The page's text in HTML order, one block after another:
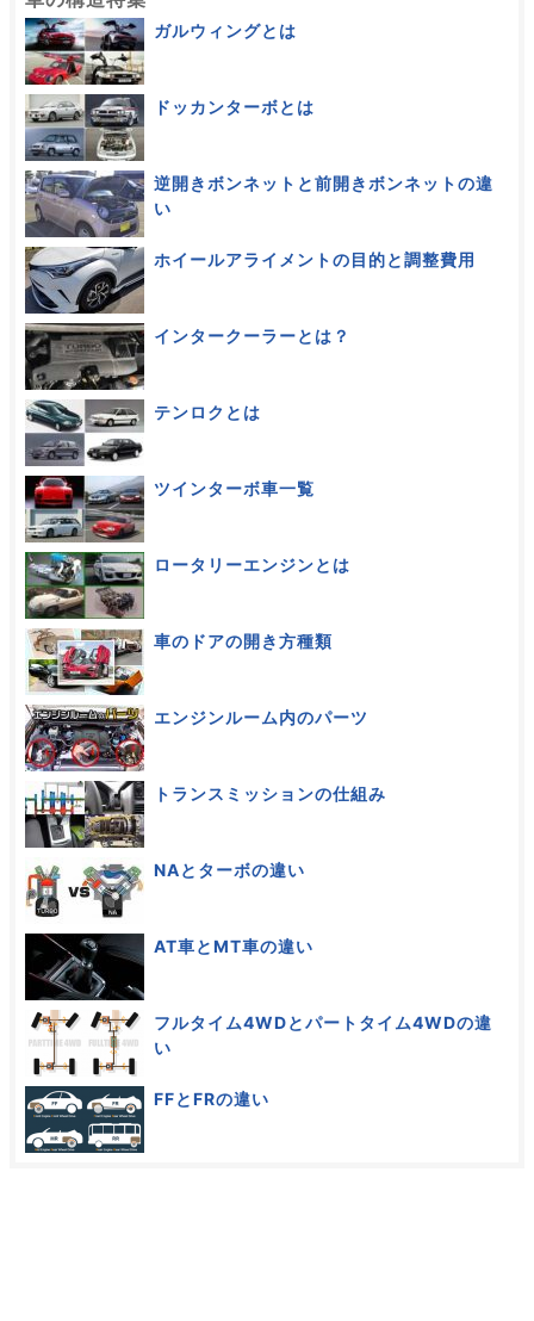
ガルウィングとは
ドッカンターボとは
逆開きボンネットと前開きボンネットの違
い
ホイールアライメントの目的と調整費用
インタークーラーとは？
テンロクとは
ツインターボ車一覧
ロータリーエンジンとは
車のドアの開き方種類
エンジンルーム内のパーツ
トランスミッションの仕組み
NAとターボの違い
AT車とMT車の違い
フルタイム4WDとパートタイム4WDの違
い
FFとFRの違い